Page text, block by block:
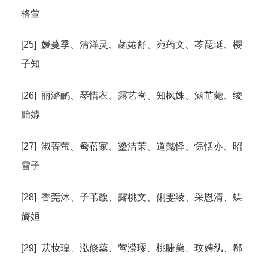
格萱
[25] 媛蔓季、清洋灵、菡婘舒、宛荺文、芩琵珽、樱
子知
[26] 丽潞鹂、琴惜衣、露艺鸯、知枫姝、涵芷菀、绫
贻嫭
[27] 淑菁萤、鸯蓓家、鎏洁茉、道懿怿、悰恬亦、昭
雪子
[28] 香莞沐、子苇馥、露桃文、俐雯绫、采恩清、蝶
旖姮
[29] 苁妆瑝、泓倏蕊、莺滢璆、桃睫黛、玟娉纨、郗